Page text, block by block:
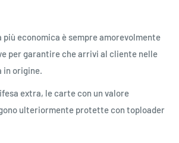
più economica è sempre amorevolmente
per garantire che arrivi al cliente nelle
in origine.
extra, le carte con un valore
ulteriormente protette con toploader